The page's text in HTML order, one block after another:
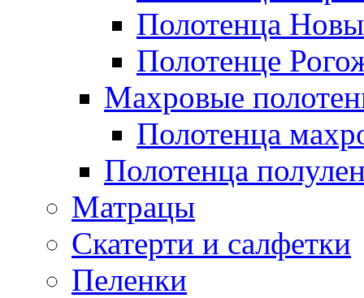
Полотенца
Полотенце
Махровые
Полотенца
Полотенца
Матрацы
Скатерти и салфетки
Пеленки